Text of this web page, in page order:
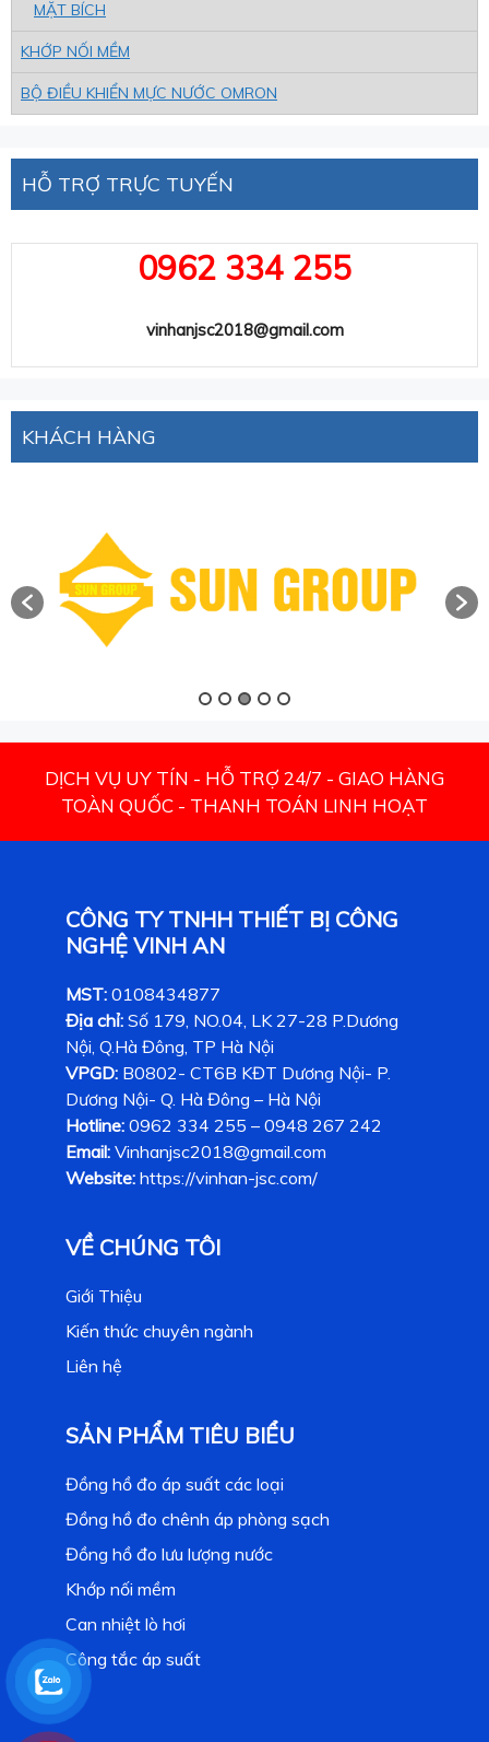
MẶT BÍCH
KHỚP NỐI MỀM
BỘ ĐIỀU KHIỂN MỰC NƯỚC OMRON
HỖ TRỢ TRỰC TUYẾN
0962 334 255
vinhanjsc2018@gmail.com
KHÁCH HÀNG
DỊCH VỤ UY TÍN - HỖ TRỢ 24/7 - GIAO HÀNG
TOÀN QUỐC - THANH TOÁN LINH HOẠT
CÔNG TY TNHH THIẾT BỊ CÔNG
NGHỆ VINH AN
MST: 0108434877
Địa chỉ: Số 179, NO.04, LK 27-28 P.Dương
Nội, Q.Hà Đông, TP Hà Nội
VPGD: B0802- CT6B KĐT Dương Nội- P.
Dương Nội- Q. Hà Đông – Hà Nội
Hotline: 0962 334 255 – 0948 267 242
Email: Vinhanjsc2018@gmail.com
Website: https://vinhan-jsc.com/
VỀ CHÚNG TÔI
Giới Thiệu
Kiến thức chuyên ngành
Liên hệ
SẢN PHẨM TIÊU BIỂU
Đồng hồ đo áp suất các loại
Đồng hồ đo chênh áp phòng sạch
Đồng hồ đo lưu lượng nước
Khớp nối mềm
Can nhiệt lò hơi
Công tắc áp suất